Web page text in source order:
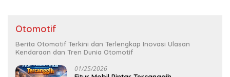
Otomotif
Berita Otomotif Terkini dan Terlengkap Inovasi Ulasan
Kendaraan dan Tren Dunia Otomotif
01/25/2026